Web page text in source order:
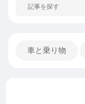
車と乗り物